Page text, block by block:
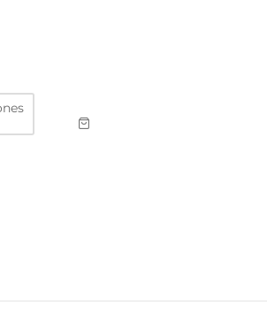
Este
múltiples